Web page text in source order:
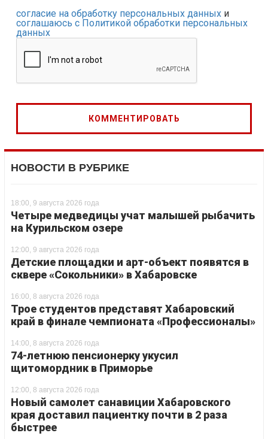
согласие на обработку персональных данных и
соглашаюсь с Политикой обработки персональных
данных
НОВОСТИ В РУБРИКЕ
18:00, 9 августа 2026 года
Четыре медведицы учат малышей рыбачить
на Курильском озере
12:00, 9 августа 2026 года
Детские площадки и арт-объект появятся в
сквере «Сокольники» в Хабаровске
16:00, 8 августа 2026 года
Трое студентов представят Хабаровский
край в финале чемпионата «Профессионалы»
14:00, 8 августа 2026 года
74-летнюю пенсионерку укусил
щитомордник в Приморье
12:00, 8 августа 2026 года
Новый самолет санавиции Хабаровского
края доставил пациентку почти в 2 раза
быстрее